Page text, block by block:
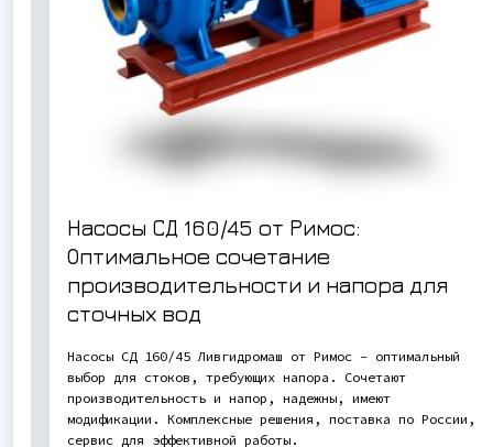
Насосы СД 160/45 от Римос:
Оптимальное сочетание
производительности и напора для
сточных вод
Насосы СД 160/45 Ливгидромаш от Римос – оптимальный
выбор для стоков, требующих напора. Сочетают
производительность и напор, надежны, имеют
модификации. Комплексные решения, поставка по России,
сервис для эффективной работы.